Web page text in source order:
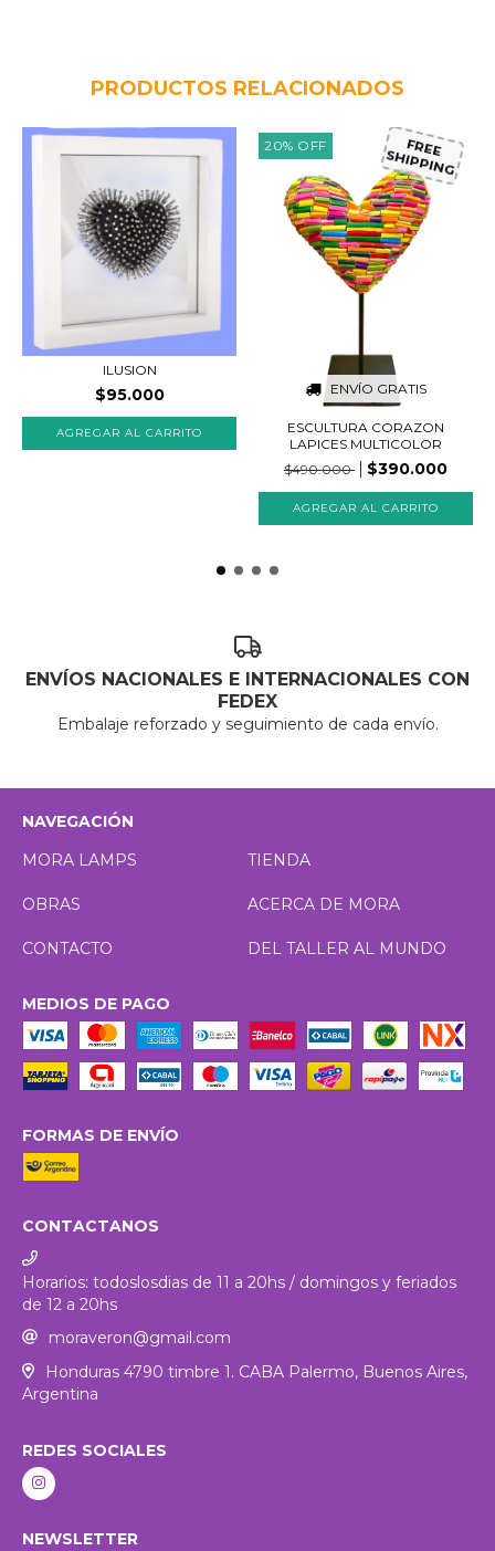
PRODUCTOS RELACIONADOS
ILUSION
$95.000
20% OFF
ENVÍO GRATIS
FREE
SHIPPING
ESCULTURA CORAZON
LAPICES MULTICOLOR
$490.000
$390.000
ENVÍOS NACIONALES E INTERNACIONALES CON
FEDEX
Embalaje reforzado y seguimiento de cada envío.
NAVEGACIÓN
MORA LAMPS
TIENDA
OBRAS ACERCA DE MORA
CONTACTO DEL TALLER AL MUNDO
MEDIOS DE PAGO
FORMAS DE ENVÍO
CONTACTANOS
Horarios: todoslosdias de 11 a 20hs / domingos y feriados
de 12 a 20hs
moraveron@gmail.com
Honduras 4790 timbre 1. CABA Palermo, Buenos Aires,
Argentina
REDES SOCIALES
NEWSLETTER